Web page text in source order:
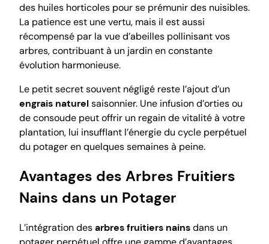
des huiles horticoles pour se prémunir des nuisibles.
La patience est une vertu, mais il est aussi
récompensé par la vue d’abeilles pollinisant vos
arbres, contribuant à un jardin en constante
évolution harmonieuse.
Le petit secret souvent négligé reste l’ajout d’un
engrais naturelsaisonnier. Une infusion d’orties ou
de consoude peut offrir un regain de vitalité à votre
plantation, lui insufflant l’énergie du cycle perpétuel
du potager en quelques semaines à peine.
Avantages des Arbres Fruitiers
Nains dans un Potager
L’intégration desarbres fruitiers nainsdans un